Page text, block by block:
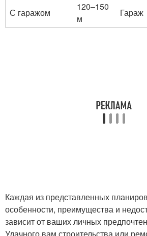
С гаражом
120–150
м
Гараж
Каждая из представленных
особенности, преимущества и
зависит от ваших личных